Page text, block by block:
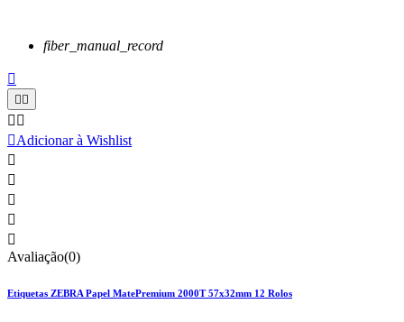
fiber_manual_record

 
 
Adicionar à Wishlist





Avaliação(0)
Etiquetas ZEBRA Papel MatePremium 2000T 57x32mm 12 Rolos